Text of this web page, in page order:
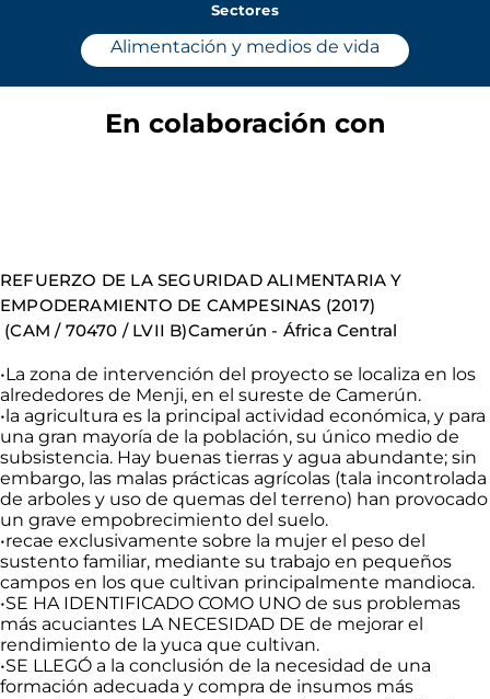
Sectores
Alimentación y medios de vida
En colaboración con
REFUERZO DE LA SEGURIDAD ALIMENTARIA Y
EMPODERAMIENTO DE CAMPESINAS (2017)
(CAM/ 70470 / LVII B)Camerún- África Central
•La zona de intervención del proyecto se localiza en los
alrededores de Menji, en el sureste de Camerún.
•la agricultura es la principal actividad económica, y para
una gran mayoría de la población, su único medio de
subsistencia. Hay buenas tierras y agua abundante; sin
embargo, las malas prácticas agrícolas (tala incontrolada
de arboles y uso de quemas del terreno) han provocado
un grave empobrecimiento del suelo.
•recae exclusivamente sobre la mujer el peso del
sustento familiar, mediante su trabajo en pequeños
campos en los que cultivan principalmente mandioca.
•SE HA IDENTIFICADO COMO UNO de sus problemas
más acuciantes LA NECESIDAD DE de mejorar el
rendimiento de la yuca que cultivan.
•SE LLEGÓ a la conclusión de la necesidad de una
formación adecuada y compra de insumos más